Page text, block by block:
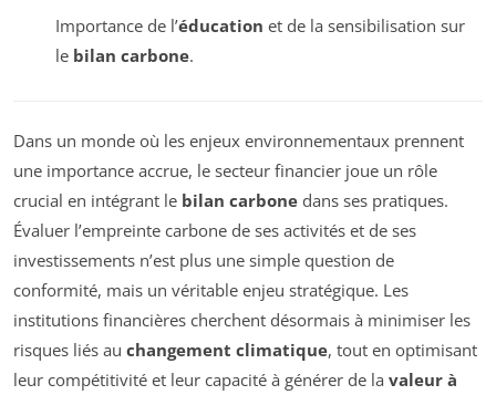
Importance de l’éducation et de la sensibilisation sur
le bilan carbone.
Dans un monde où les enjeux environnementaux prennent
une importance accrue, le secteur financier joue un rôle
crucial en intégrant le bilan carbone dans ses pratiques.
Évaluer l’empreinte carbone de ses activités et de ses
investissements n’est plus une simple question de
conformité, mais un véritable enjeu stratégique. Les
institutions financières cherchent désormais à minimiser les
risques liés au changement climatique, tout en optimisant
leur compétitivité et leur capacité à générer de la valeur à